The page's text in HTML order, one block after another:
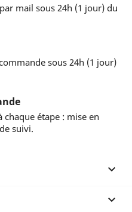
mail sous 24h (1 jour) du
sous 24h (1 jour)
étape : mise en
suivi.

